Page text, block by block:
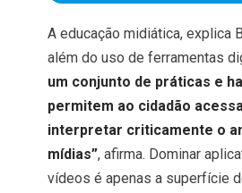
A educação midiática, explica
além do uso de ferramentas
um conjunto de práticas e
permitem ao cidadão
interpretar criticamente o
mídias”, afirma. Dominar
vídeos é apenas a superfície